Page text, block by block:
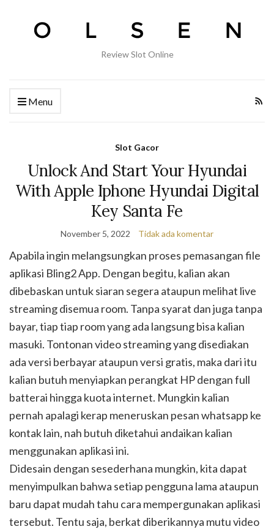
Review Slot Online
Menu
Slot Gacor
Unlock And Start Your Hyundai
With Apple Iphone Hyundai Digital
Key Santa Fe
November 5, 2022 Tidak ada komentar
Apabila ingin melangsungkan proses pemasangan file
aplikasi Bling2 App. Dengan begitu, kalian akan
dibebaskan untuk siaran segera ataupun melihat live
streaming disemua room. Tanpa syarat dan juga tanpa
bayar, tiap tiap room yang ada langsung bisa kalian
masuki. Tontonan video streaming yang disediakan
ada versi berbayar ataupun versi gratis, maka dari itu
kalian butuh menyiapkan perangkat HP dengan full
batterai hingga kuota internet. Mungkin kalian
pernah apalagi kerap meneruskan pesan whatsapp ke
kontak lain, nah butuh diketahui andaikan kalian
menggunakan aplikasi ini.
Didesain dengan sesederhana mungkin, kita dapat
menyimpulkan bahwa setiap pengguna lama ataupun
baru dapat mudah tahu cara mempergunakan aplikasi
tersebut. Tentu saja, berkat diberikannya mutu video